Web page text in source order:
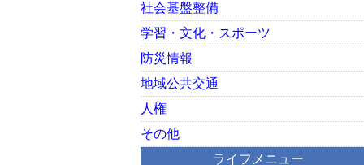
社会基盤整備
学習・文化・スポーツ
防災情報
地域公共交通
人権
その他
ライフメニュー